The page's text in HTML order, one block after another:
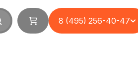
8 (495) 256-40-47